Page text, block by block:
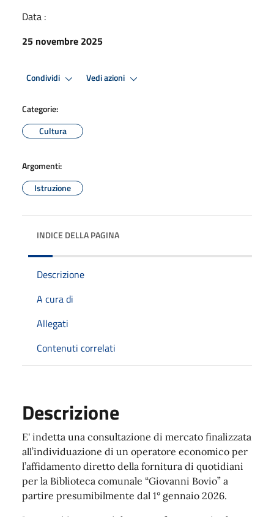
Data :
25 novembre 2025
Condividi Vedi azioni
Categorie:
Cultura
Argomenti:
Istruzione
INDICE DELLA PAGINA
Descrizione
A cura di
Allegati
Contenuti correlati
Descrizione
E' indetta una consultazione di mercato finalizzata
all’individuazione di un operatore economico per
l’affidamento diretto della fornitura di quotidiani
per la Biblioteca comunale “Giovanni Bovio” a
partire presumibilmente dal 1° gennaio 2026.